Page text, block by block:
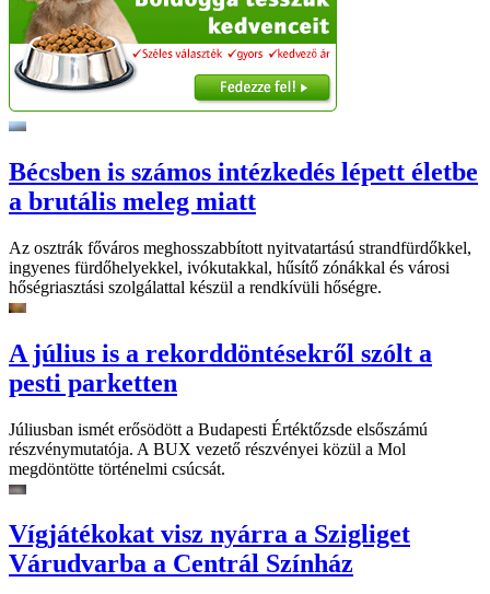
Bécsben is számos intézkedés lépett életbe
a brutális meleg miatt
Az osztrák főváros meghosszabbított nyitvatartású strandfürdőkkel,
ingyenes fürdőhelyekkel, ivókutakkal, hűsítő zónákkal és városi
hőségriasztási szolgálattal készül a rendkívüli hőségre.
A július is a rekorddöntésekről szólt a
pesti parketten
Júliusban ismét erősödött a Budapesti Értéktőzsde elsőszámú
részvénymutatója. A BUX vezető részvényei közül a Mol
megdöntötte történelmi csúcsát.
Vígjátékokat visz nyárra a Szigliget
Várudvarba a Centrál Színház